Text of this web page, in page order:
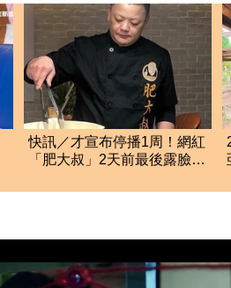
快訊／才宣布停播1周！網紅
「肥大叔」2天前最後露臉驚